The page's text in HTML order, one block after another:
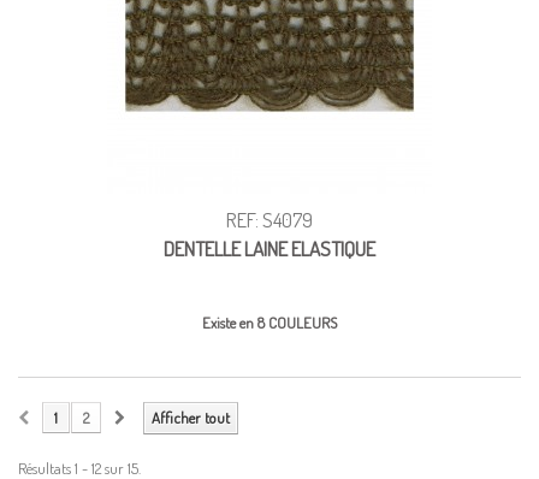
REF: S4079
DENTELLE LAINE ELASTIQUE
Existe en 8 COULEURS
Afficher tout
1 2
Résultats 1 - 12 sur 15.